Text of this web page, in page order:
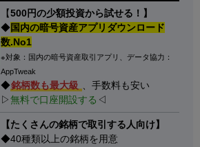
【500円の少額投資から試せる！】
◆国内の暗号資産アプリダウンロード
数.No1
※対象：国内の暗号資産取引アプリ、データ協力：
AppTweak
◆銘柄数も最大級 、手数料も安い
▷無料で口座開設する ◁
【たくさんの銘柄で取引する人向け】
◆40種類以上の銘柄を用意